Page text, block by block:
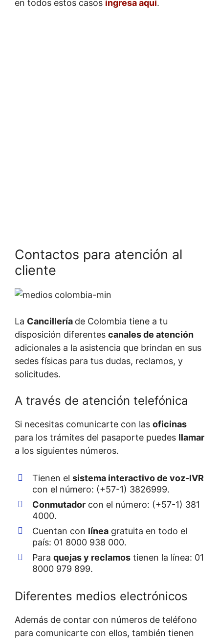
en todos estos casos ingresa aquí.
Contactos para atención al
cliente
La Cancillería de Colombia tiene a tu
disposición diferentes canales de atención
adicionales a la asistencia que brindan en sus
sedes físicas para tus dudas, reclamos, y
solicitudes.
A través de atención telefónica
Si necesitas comunicarte con las oficinas
para los trámites del pasaporte puedes llamar
a los siguientes números.
Tienen el sistema interactivo de voz-IVR
con el número: (+57-1) 3826999.
Conmutador con el número: (+57-1) 381
4000.
Cuentan con línea gratuita en todo el
país: 01 8000 938 000.
Para quejas y reclamos tienen la línea: 01
8000 979 899.
Diferentes medios electrónicos
Además de contar con números de teléfono
para comunicarte con ellos, también tienen